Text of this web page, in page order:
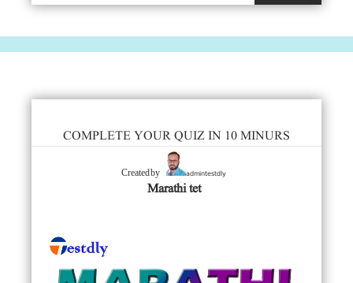
COMPLETE YOUR QUIZ IN 10 MINURS
Created by admintestdly
Marathi tet